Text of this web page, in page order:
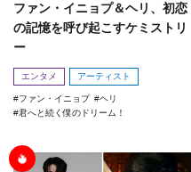
ファン・イニョプ＆ヘリ、初恋
の記憶を呼び起こすケミストリ
ー
エンタメ アーティスト
ファン・イニョプ
ヘリ
君へと続く僕のドリーム！